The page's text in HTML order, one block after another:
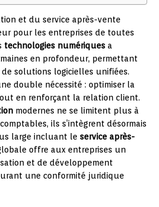
et du service après-vente
pour les entreprises de toutes
technologies numériques a
en profondeur, permettant
solutions logicielles unifiées.
double nécessité : optimiser la
en renforçant la relation client.
modernes ne se limitent plus à
ils s’intègrent désormais
large incluant le service après-
offre aux entreprises un
et de développement
une conformité juridique